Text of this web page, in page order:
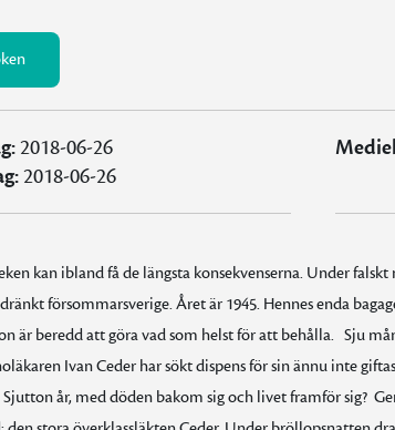
2018-06-26
2018-06-26
kan ibland få de längsta konsekvenserna. Under
försommarsverige. Året är 1945. Hennes enda
är beredd att göra vad som helst för att behålla. Sju
Ivan Ceder har sökt dispens för sin ännu inte
Sjutton år, med döden bakom sig och livet framför sig?